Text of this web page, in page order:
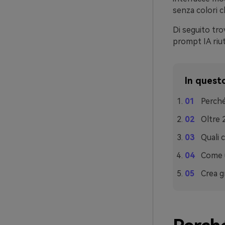
senza colori
Di seguito
prompt IA
In
Oltre
Quali
Crea